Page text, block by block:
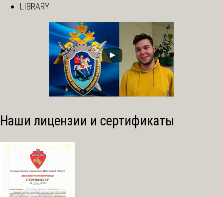
LIBRARY
Наши лицензии и сертификаты